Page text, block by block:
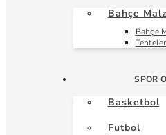
Bahçe
Bahçe
Tenteler
SPOR
Basketbol
Futbol